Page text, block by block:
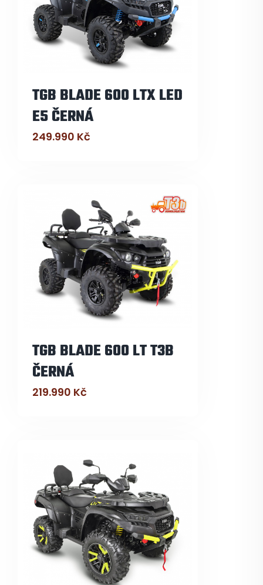
TGB BLADE 600 LTX LED
E5 ČERNÁ
249.990 Kč
TGB BLADE 600 LT T3B
ČERNÁ
219.990 Kč